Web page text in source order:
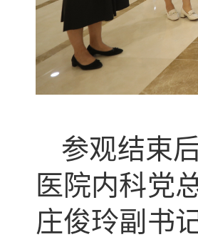
参观结束
医院内科党
庄俊玲副书